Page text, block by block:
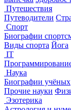
Путешествия
Путеводители
Спорт
Биографии
Виды спорта Йога
IT
Наука
Биографии учёных
Прочие науки
Эзотерика